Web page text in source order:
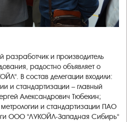
и производитель
радостно объявляет о
В состав делегации входили:
и стандартизации – главный
Александрович Тюбекин;
метрологии и стандартизации ПАО
ООО "ЛУКОЙЛ-Западная Сибирь"